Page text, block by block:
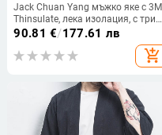
Jack Chuan Yang мъжко яке с 3M
Thinsulate, лека изолация, с три
защитни свойства, качулка,
90.81 €/177.61 лв
add_shopping_cart